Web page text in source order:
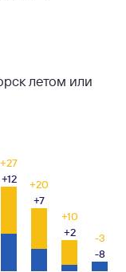
летом или
+27
+12
+20
+7
+10
+2
-3
-8